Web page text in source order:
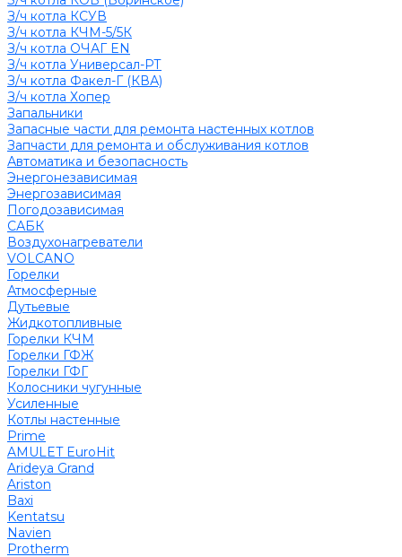
З/ч котла КСУВ
З/ч котла КЧМ-5/5К
З/ч котла ОЧАГ EN
З/ч котла Универсал-РТ
З/ч котла Факел-Г (КВА)
З/ч котла Хопер
Запальники
Запасные части для ремонта настенных котлов
Запчасти для ремонта и обслуживания котлов
Автоматика и безопасность
Энергонезависимая
Энергозависимая
Погодозависимая
САБК
Воздухонагреватели
VOLCANO
Горелки
Атмосферные
Дутьевые
Жидкотопливные
Горелки КЧМ
Горелки ГФЖ
Горелки ГФГ
Колосники чугунные
Усиленные
Котлы настенные
Prime
AMULET EuroHit
Arideya Grand
Ariston
Baxi
Kentatsu
Navien
Protherm